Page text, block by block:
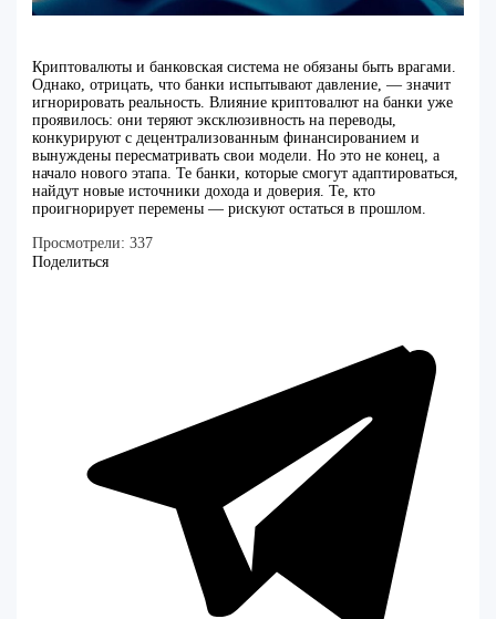
Криптовалюты и банковская система не обязаны быть врагами.
Однако, отрицать, что банки испытывают давление, — значит
игнорировать реальность. Влияние криптовалют на банки уже
проявилось: они теряют эксклюзивность на переводы,
конкурируют с децентрализованным финансированием и
вынуждены пересматривать свои модели. Но это не конец, а
начало нового этапа. Те банки, которые смогут адаптироваться,
найдут новые источники дохода и доверия. Те, кто
проигнорирует перемены — рискуют остаться в прошлом.
Просмотрели: 337
Поделиться